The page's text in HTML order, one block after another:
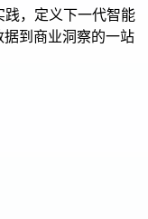
，定义下一代智能
到商业洞察的一站